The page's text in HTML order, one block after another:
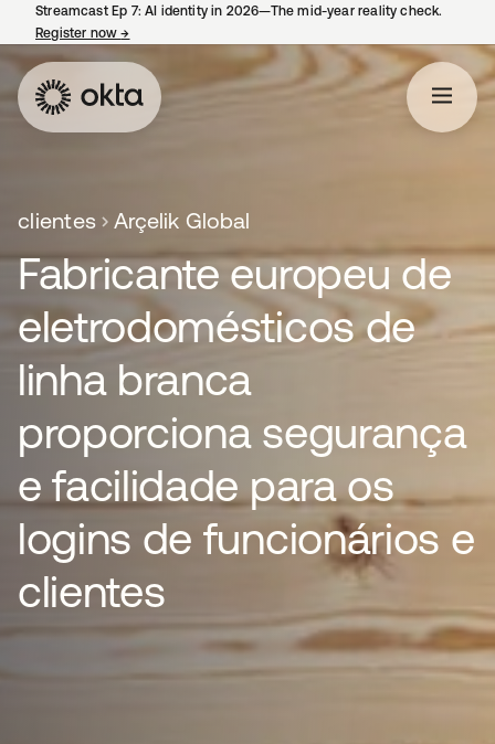
Streamcast Ep 7: AI identity in 2026—The mid-year reality check.
Register now→
clientes Arçelik Global
Fabricante europeu de
eletrodomésticos de
linha branca
proporciona segurança
e facilidade para os
logins de funcionários e
clientes